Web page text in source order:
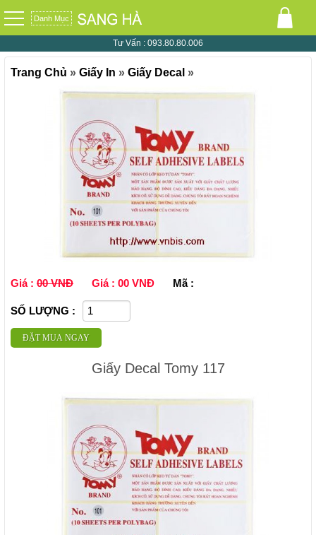
Danh Mục
Tư Vấn : 093.80.80.006
Trang Chủ » Giấy In » Giấy Decal »
Giá : 00 VNĐ Giá : 00 VNĐ Mã :
SỐ LƯỢNG :
ĐẶT MUA NGAY
Giấy Decal Tomy 117